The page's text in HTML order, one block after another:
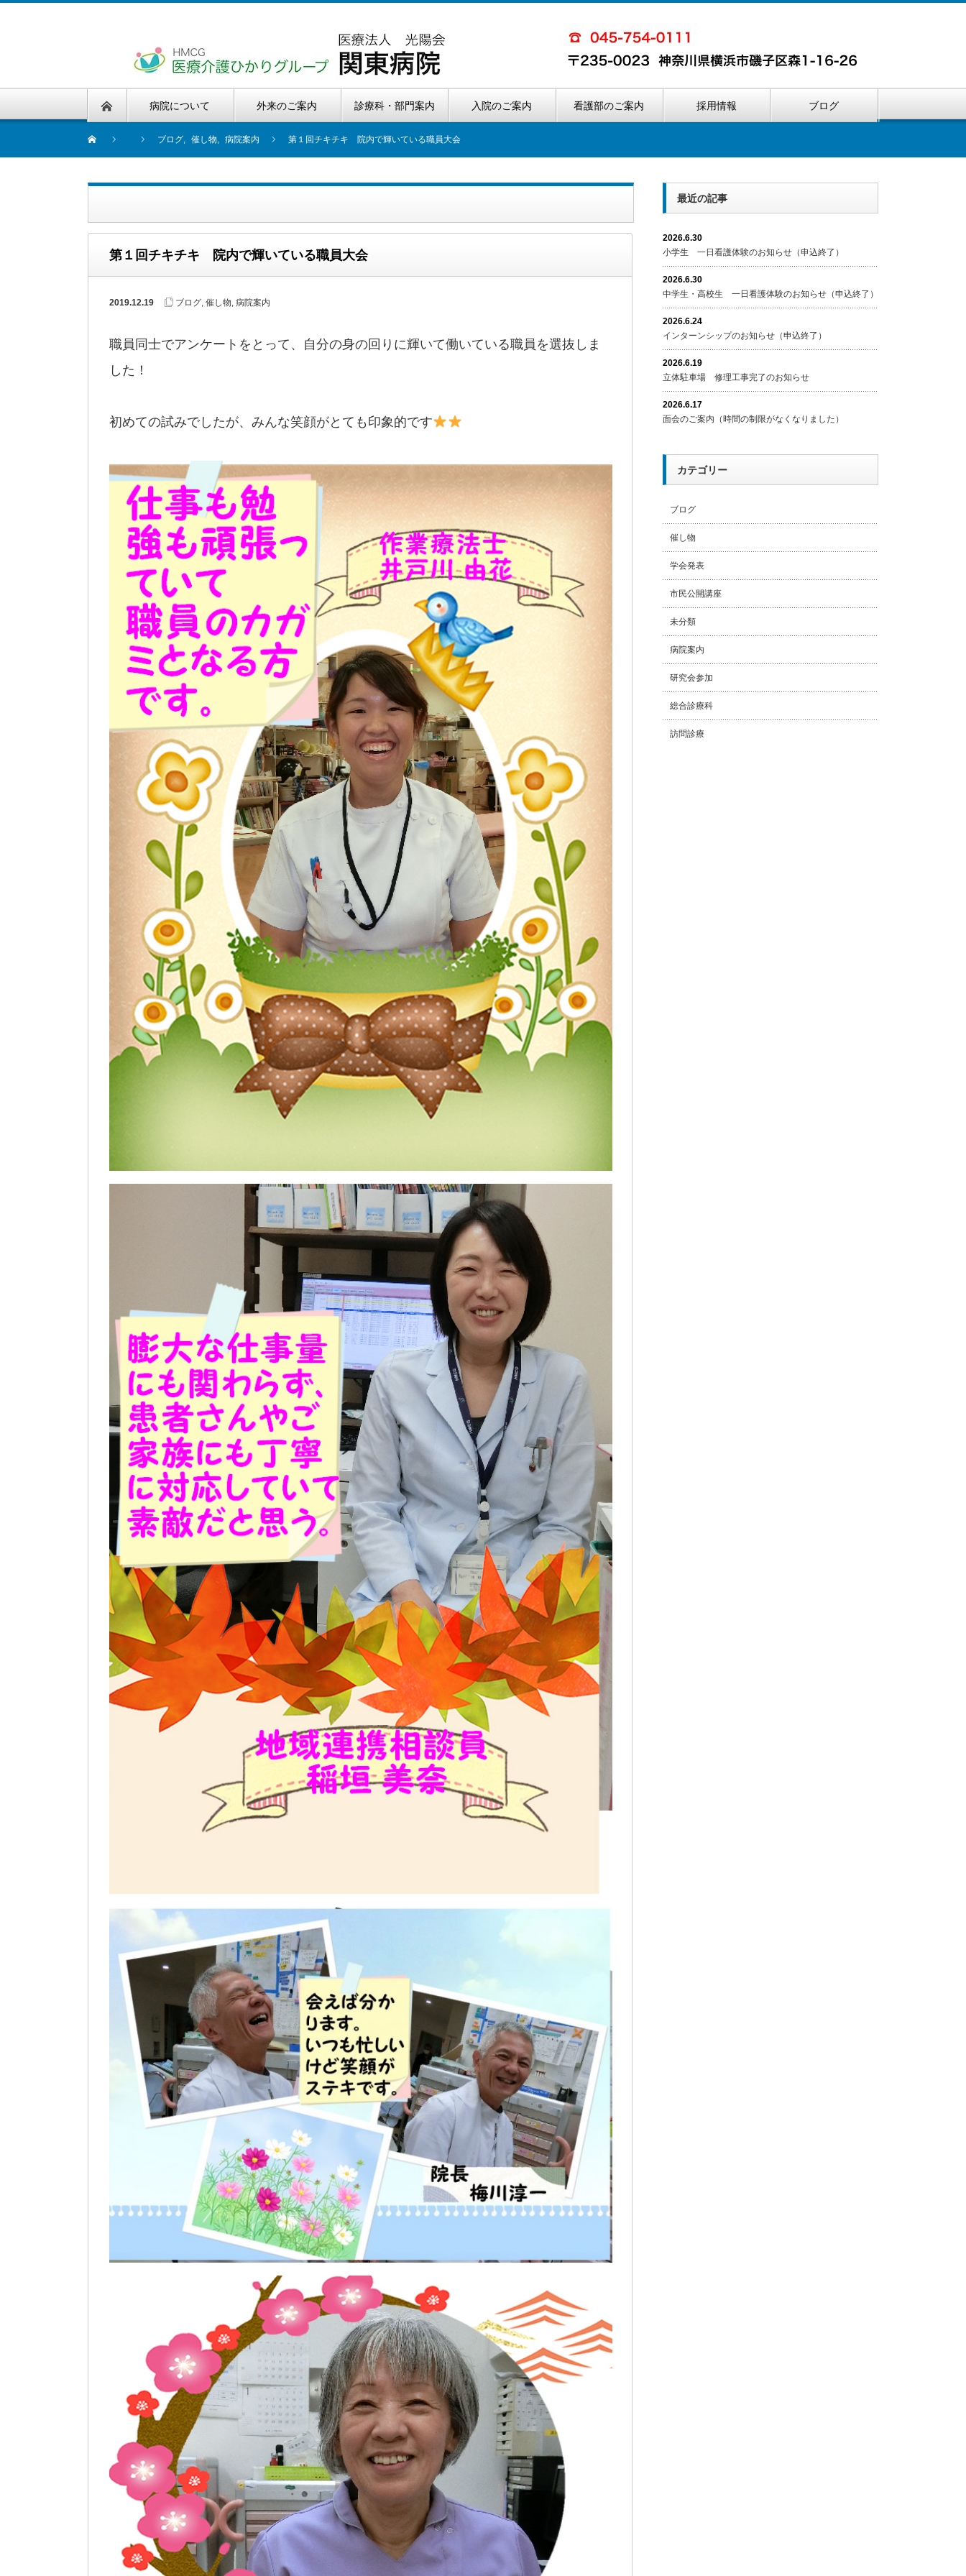
病院について 外来のご案内 診療科・部門案内 入院のご案内 看護部のご案内 採用情報 ブログ
ブログ, 催し物, 病院案内 第１回チキチキ 院内で輝いている職員大会
第１回チキチキ 院内で輝いている職員大会
2019.12.19 ブログ, 催し物, 病院案内
職員同士でアンケートをとって、自分の身の回りに輝いて働いている職員を選抜しま
した！
初めての試みでしたが、みんな笑顔がとても印象的です
最近の記事
2026.6.30
小学生 一日看護体験のお知らせ（申込終了）
2026.6.30
中学生・高校生 一日看護体験のお知らせ（申込終了）
2026.6.24
インターンシップのお知らせ（申込終了）
2026.6.19
立体駐車場 修理工事完了のお知らせ
2026.6.17
面会のご案内（時間の制限がなくなりました）
カテゴリー
ブログ
催し物
学会発表
市民公開講座
未分類
病院案内
研究会参加
総合診療科
訪問診療